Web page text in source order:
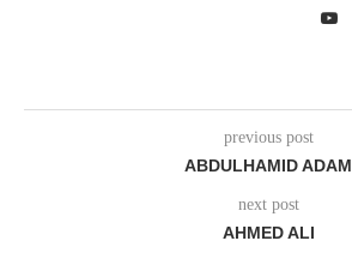
previous post
ABDULHAMID ADAM
next post
AHMED ALI